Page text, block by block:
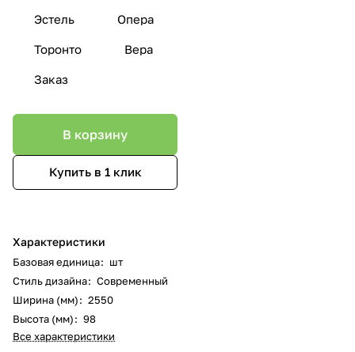
Эстель Опера
Торонто Вера
Заказ
В корзину
Купить в 1 клик
Характеристики
Базовая единица: шт
Стиль дизайна: Современный
Ширина (мм): 2550
Высота (мм): 98
Все характеристики